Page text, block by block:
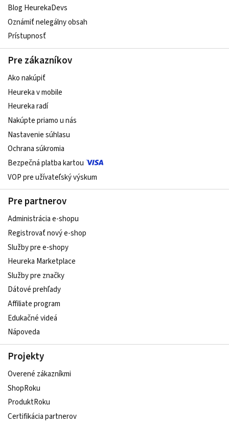
Blog HeurekaDevs
Oznámiť nelegálny obsah
Prístupnosť
Pre zákazníkov
Ako nakúpiť
Heureka v mobile
Heureka radí
Nakúpte priamo u nás
Nastavenie súhlasu
Ochrana súkromia
Bezpečná platba kartou
VOP pre užívateľský výskum
Pre partnerov
Administrácia e-shopu
Registrovať nový e-shop
Služby pre e‑shopy
Heureka Marketplace
Služby pre značky
Dátové prehľady
Affiliate program
Edukačné videá
Nápoveda
Projekty
Overené zákazníkmi
ShopRoku
ProduktRoku
Certifikácia partnerov